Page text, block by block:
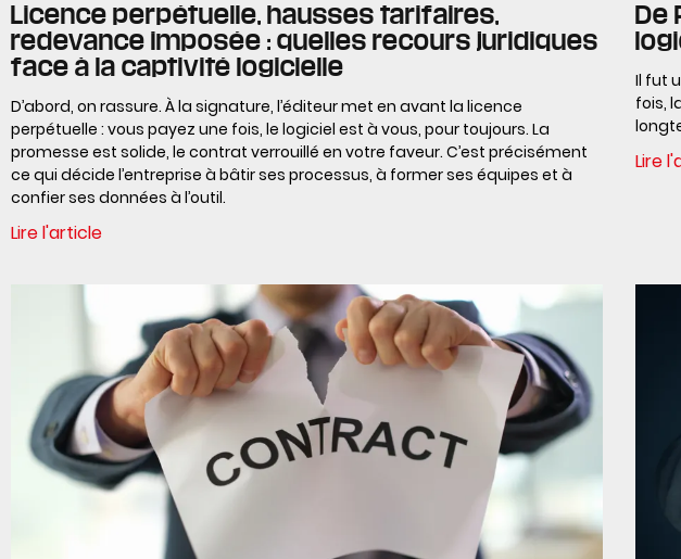
Licence perpétuelle, hausses tarifaires,
redevance imposée : quelles recours juridiques
face à la captivité logicielle
D’abord, on rassure. À la signature, l’éditeur met en avant la licence
perpétuelle : vous payez une fois, le logiciel est à vous, pour toujours. La
promesse est solide, le contrat verrouillé en votre faveur. C’est précisément
ce qui décide l’entreprise à bâtir ses processus, à former ses équipes et à
confier ses données à l’outil.
Lire l'article
De
Il fut
fois,
Lire